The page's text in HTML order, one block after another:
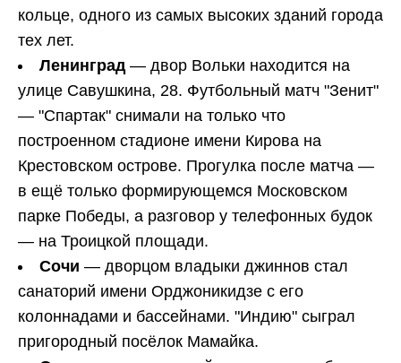
кольце, одного из самых высоких зданий города
тех лет.
Ленинград — двор Вольки находится на
улице Савушкина, 28. Футбольный матч "Зенит"
— "Спартак" снимали на только что
построенном стадионе имени Кирова на
Крестовском острове. Прогулка после матча —
в ещё только формирующемся Московском
парке Победы, а разговор у телефонных будок
— на Троицкой площади.
Сочи — дворцом владыки джиннов стал
санаторий имени Орджоникидзе с его
колоннадами и бассейнами. "Индию" сыграл
пригородный посёлок Мамайка.